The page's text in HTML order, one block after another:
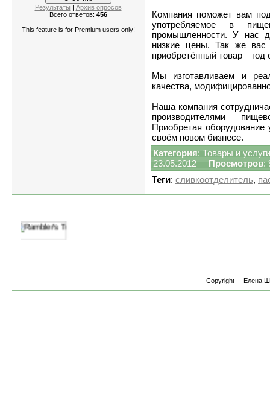
Результаты | Архив опросов
Всего ответов: 456
This feature is for Premium users only!
Компания поможет вам
употребляемое в
промышленности. У нас
низкие цены. Так же вас
приобретённый товар – год
Мы изготавливаем и
качества,
Наша компания
производителями
Приобретая
своём новом бизнесе.
Категория: Товары и услуги
23.05.2012 Просмотров:
Теги: сливкоотделитель,
Copyright Елена